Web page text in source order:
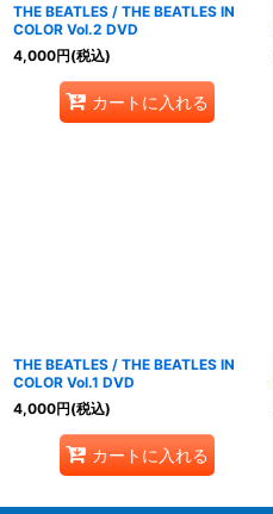
THE BEATLES / THE BEATLES IN
COLOR Vol.2 DVD
4,000円(税込)
カートに入れる
THE BEATLES / THE BEATLES IN
COLOR Vol.1 DVD
4,000円(税込)
カートに入れる